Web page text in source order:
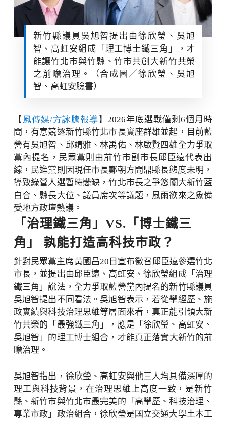
新竹縣議員吳旭智提出由徐欣瑩、吳旭
智、高虹安組成「理工博士鐵三角」，才
能讓竹北市與竹縣、竹市共創大新竹共榮
之前瞻治理。（合成圖／徐欣瑩、吳旭
智、高虹安臉書）
【 風傳媒/方詠騰報導 】2026年底選戰僅剩6個月時
間， 有意競逐新竹縣竹北市長寶座群雄並起，目前藍
營有吳旭智、邱靖雅 、林禹佑、林啟賢四雄全力爭取
黨內提名， 民眾黨則由前竹市副市長邱臣遠代表出
線， 民進黨則因現任市長鄭朝方問鼎縣長態度未明，
導致綠營人選暫時懸缺，竹北市長之爭悠關大新竹藍
白合、縣長大位 、議員席次等議題，風雨欲來之象備
受地方政壇熱議。
「治理鐵三角」VS.「博士鐵三
角」 孰能打造高科技市政？
針對民眾黨主席黃國昌20 日宣布徵召邱臣遠參選竹北
市長， 並提出由邱臣遠、高虹安、徐欣瑩組成「治理
鐵三角」說法， 全力爭取藍營黨內提名的新竹縣議員
吳旭智提出不同看法。 吳旭智表示，若從學經歷、施
政實績與科技治理思維等層面來看， 真正能引領大新
竹共榮的「最強鐵三角」，應是「徐欣瑩、高虹安、
吳旭智」的理工博士組合，才能真正落實大新竹的前
瞻治理。
吳旭智指出，徐欣瑩、 高虹安與他三人均具備深厚的
理工與科技背景，在治理思維上高度一致，是新竹
縣、新竹市與竹北市最完美的「 高學歷、科技治理、
專業市政」政治組合，徐欣瑩是國立交通大學土木工